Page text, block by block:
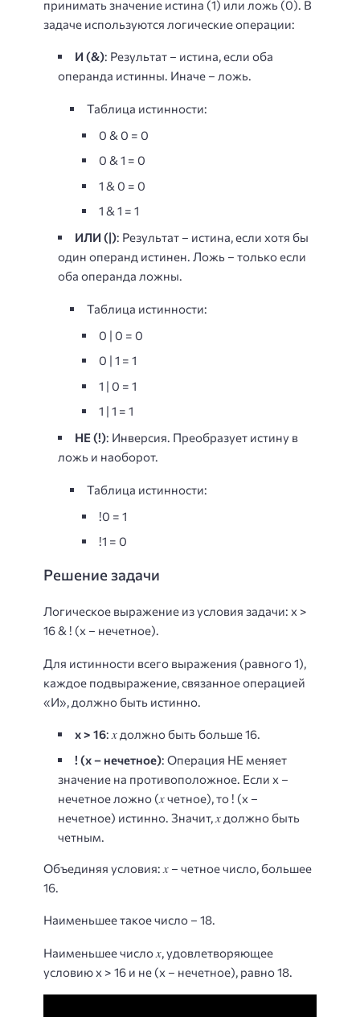
принимать значение истина (1) или ложь (0). В
задаче используются логические операции:
И (&): Результат – истина, если оба
операнда истинны. Иначе – ложь.
Таблица истинности:
0 & 0 = 0
0 & 1 = 0
1 & 0 = 0
1 & 1 = 1
ИЛИ (|): Результат – истина, если хотя бы
один операнд истинен. Ложь – только если
оба операнда ложны.
Таблица истинности:
0 | 0 = 0
0 | 1 = 1
1 | 0 = 1
1 | 1 = 1
НЕ (!): Инверсия. Преобразует истину в
ложь и наоборот.
Таблица истинности:
!0 = 1
!1 = 0
Решение задачи
Логическое выражение из условия задачи: x >
16 & ! (x – нечетное).
Для истинности всего выражения (равного 1),
каждое подвыражение, связанное операцией
«И», должно быть истинно.
x > 16: x должно быть больше 16.
! (x – нечетное): Операция НЕ меняет
значение на противоположное. Если x –
нечетное ложно (xчетное), то ! (x –
нечетное) истинно. Значит, x должно быть
четным.
Объединяя условия: x – четное число, большее
16.
Наименьшее такое число – 18.
Наименьшее число x , удовлетворяющее
условию x > 16 и не (x – нечетное), равно 18.